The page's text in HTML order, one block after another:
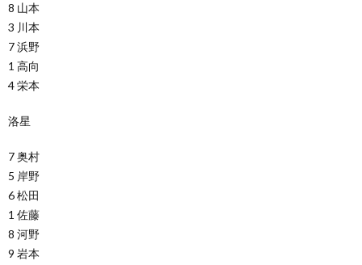
8 山本
3 川本
7 浜野
1 高向
4 栄本
洛星
7 奥村
5 岸野
6 松田
1 佐藤
8 河野
9 岩本